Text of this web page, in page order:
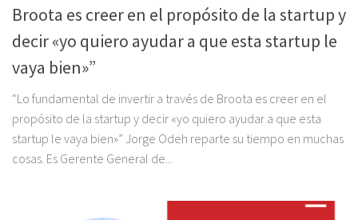
Broota es creer en el propósito de la startup y
decir «yo quiero ayudar a que esta startup le
vaya bien»”
“Lo fundamental de invertir a través de Broota es creer en el
propósito de la startup y decir «yo quiero ayudar a que esta
startup le vaya bien»” Jorge Odeh reparte su tiempo en muchas
cosas. Es Gerente General de...